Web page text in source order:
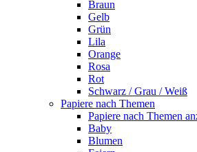
Braun
Gelb
Grün
Lila
Orange
Rosa
Rot
Schwarz / Grau / Weiß
Papiere nach Themen
Papiere nach Themen
Baby
Blumen